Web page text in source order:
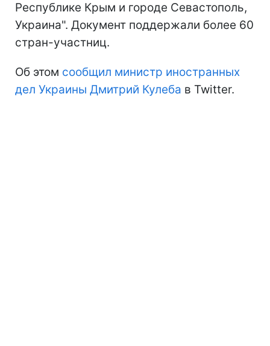
Республике Крым и городе Севастополь,
Украина". Документ поддержали более 60
стран-участниц.
Об этом сообщил министр иностранных
дел Украины Дмитрий Кулеба в Twitter.